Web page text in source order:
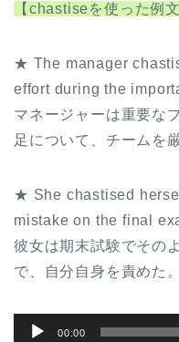
【chastiseを使った例文
★ The manager
effort during the
マネージャーは重要な
足について、チームを
★ She chastised
mistake on the final
彼女は期末試験でその
で、自分自身を責めた。
00:00